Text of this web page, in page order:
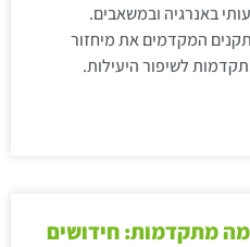
באנרגיה ובמשאבים.
המקדמים את מיחזור
לשיפור היעילות.
מתקדמות: חידושים